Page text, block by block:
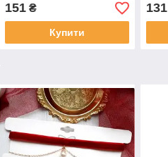
151₴
Купити
131